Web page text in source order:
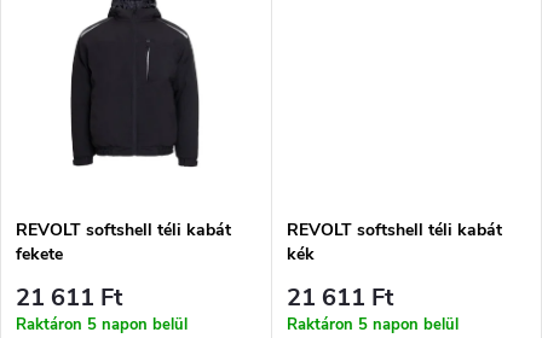
s
e
j
a
REVOLT softshell téli kabát
fekete
21 611 Ft
Raktáron 5 napon belül
REVOLT softshell téli kabát
kék
21 611 Ft
Raktáron 5 napon belül